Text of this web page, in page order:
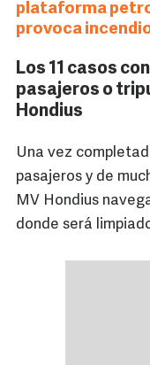
plataforma
provoca
Los 11 casos
pasajeros o
Hondius
Una vez
pasajeros y de
MV Hondius
donde será